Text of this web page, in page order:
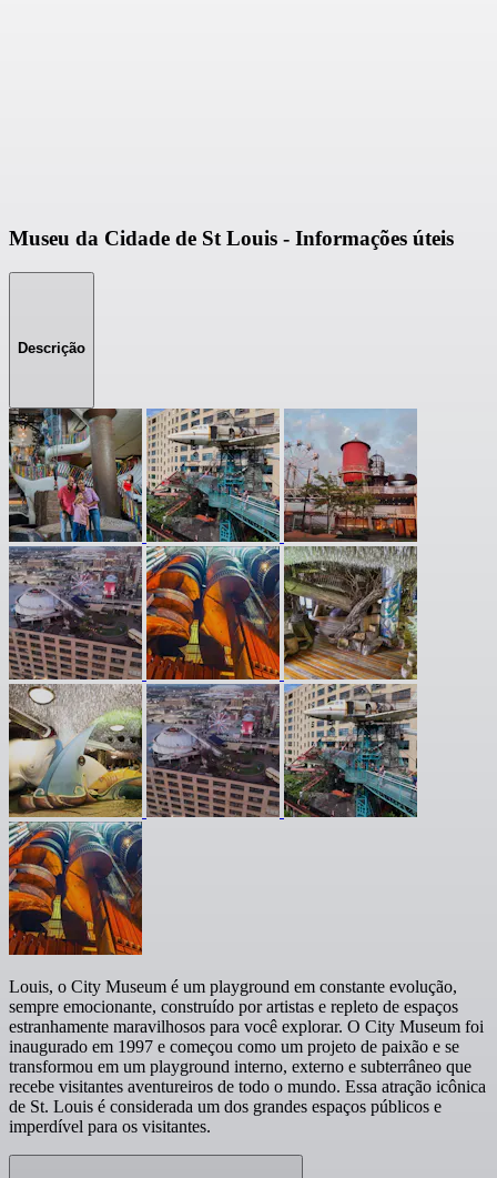
Museu da Cidade de St Louis - Informações úteis
Descrição
Louis, o City Museum é um playground em constante evolução,
sempre emocionante, construído por artistas e repleto de espaços
estranhamente maravilhosos para você explorar. O City Museum foi
inaugurado em 1997 e começou como um projeto de paixão e se
transformou em um playground interno, externo e subterrâneo que
recebe visitantes aventureiros de todo o mundo. Essa atração icônica
de St. Louis é considerada um dos grandes espaços públicos e
imperdível para os visitantes.